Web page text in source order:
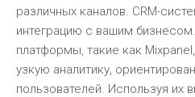
различных каналов. CRM-
интеграцию с вашим
платформы, такие как
узкую аналитику,
пользователей. Используя их